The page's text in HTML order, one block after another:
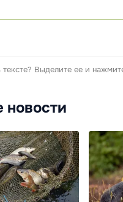
Выделите ее и